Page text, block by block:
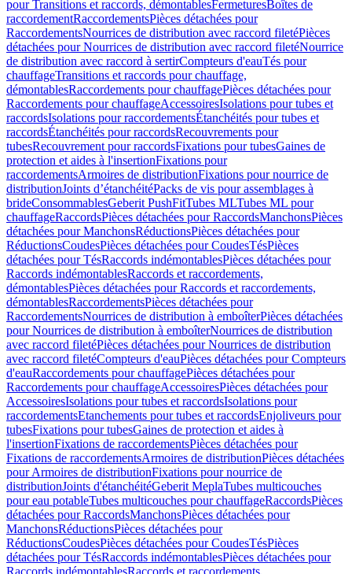
pour Transitions et raccords, démontablesFermeturesBoîtes de
raccordementRaccordementsPièces détachées pour
RaccordementsNourrices de distribution avec raccord filetéPièces
détachées pour Nourrices de distribution avec raccord filetéNourrice
de distribution avec raccord à sertirCompteurs d'eauTés pour
chauffageTransitions et raccords pour chauffage,
démontablesRaccordements pour chauffagePièces détachées pour
Raccordements pour chauffageAccessoiresIsolations pour tubes et
raccordsIsolations pour raccordementsÉtanchéités pour tubes et
raccordsÉtanchéités pour raccordsRecouvrements pour
tubesRecouvrement pour raccordsFixations pour tubesGaines de
protection et aides à l'insertionFixations pour
raccordementsArmoires de distributionFixations pour nourrice de
distributionJoints d’étanchéitéPacks de vis pour assemblages à
brideConsommablesGeberit PushFitTubes MLTubes ML pour
chauffageRaccordsPièces détachées pour RaccordsManchonsPièces
détachées pour ManchonsRéductionsPièces détachées pour
RéductionsCoudesPièces détachées pour CoudesTésPièces
détachées pour TésRaccords indémontablesPièces détachées pour
Raccords indémontablesRaccords et raccordements,
démontablesPièces détachées pour Raccords et raccordements,
démontablesRaccordementsPièces détachées pour
RaccordementsNourrices de distribution à emboîterPièces détachées
pour Nourrices de distribution à emboîterNourrices de distribution
avec raccord filetéPièces détachées pour Nourrices de distribution
avec raccord filetéCompteurs d'eauPièces détachées pour Compteurs
d'eauRaccordements pour chauffagePièces détachées pour
Raccordements pour chauffageAccessoiresPièces détachées pour
AccessoiresIsolations pour tubes et raccordsIsolations pour
raccordementsEtanchements pour tubes et raccordsEnjoliveurs pour
tubesFixations pour tubesGaines de protection et aides à
l'insertionFixations de raccordementsPièces détachées pour
Fixations de raccordementsArmoires de distributionPièces détachées
pour Armoires de distributionFixations pour nourrice de
distributionJoints d'étanchéitéGeberit MeplaTubes multicouches
pour eau potableTubes multicouches pour chauffageRaccordsPièces
détachées pour RaccordsManchonsPièces détachées pour
ManchonsRéductionsPièces détachées pour
RéductionsCoudesPièces détachées pour CoudesTésPièces
détachées pour TésRaccords indémontablesPièces détachées pour
Raccords indémontablesRaccords et raccordements,